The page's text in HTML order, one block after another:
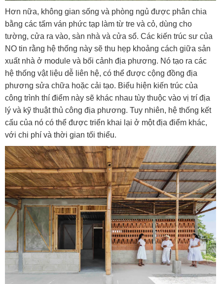
Hơn nữa, không gian sống và phòng ngủ được phân chia
bằng các tấm ván phức tạp làm từ tre và cỏ, dùng cho
tường, cửa ra vào, sàn nhà và cửa sổ. Các kiến ​​trúc sư của
NO tin rằng hệ thống này sẽ thu hẹp khoảng cách giữa sản
xuất nhà ở module và bối cảnh địa phương. Nó tạo ra các
hệ thống vật liệu dễ liên hệ, có thể được cộng đồng địa
phương sửa chữa hoặc cải tạo. Biểu hiện kiến ​​trúc của
công trình thí điểm này sẽ khác nhau tùy thuộc vào vị trí địa
lý và kỹ thuật thủ công địa phương. Tuy nhiên, hệ thống kết
cấu của nó có thể được triển khai lại ở một địa điểm khác,
với chi phí và thời gian tối thiểu.